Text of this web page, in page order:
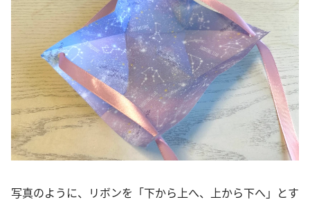
写真のように、リボンを「下から上へ、上から下へ」とす